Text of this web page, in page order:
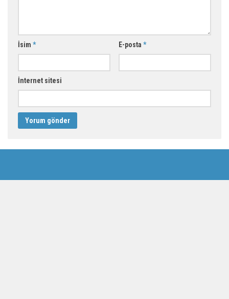
İsim * E-posta *
İnternet sitesi